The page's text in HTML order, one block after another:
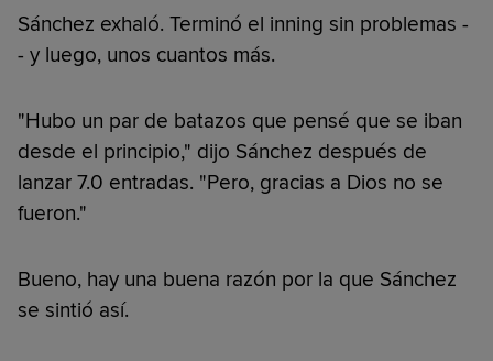
Sánchez exhaló. Terminó el inning sin problemas -
- y luego, unos cuantos más.
"Hubo un par de batazos que pensé que se iban
desde el principio," dijo Sánchez después de
lanzar 7.0 entradas. "Pero, gracias a Dios no se
fueron."
Bueno, hay una buena razón por la que Sánchez
se sintió así.